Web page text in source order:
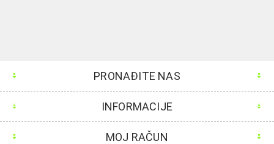
PRONAĐITE NAS
INFORMACIJE
MOJ RAČUN